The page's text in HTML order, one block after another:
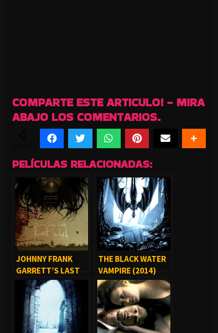
COMPARTE ESTE ARTICULO! - MIRA
ABAJO LOS COMENTARIOS.
PELÍCULAS RELACIONADAS:
JOHNNY FRANK
GARRETT’S LAST
WORD (2017)
THE BLACK WATER
VAMPIRE (2014)